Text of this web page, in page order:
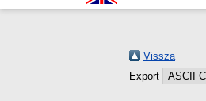
Vissza
Export